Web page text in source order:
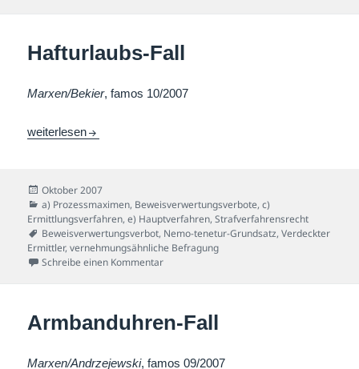
Hafturlaubs-Fall
Marxen/Bekier, famos 10/2007
Hafturlaubs-Fall
weiterlesen
Veröffentlicht
am
Oktober 2007
Kategorien
a) Prozessmaximen, Beweisverwertungsverbote,c)
Ermittlungsverfahren,e) Hauptverfahren,Strafverfahrensrecht
Schlagwörter
Beweisverwertungsverbot, Nemo-tenetur-Grundsatz,Verdeckter
Ermittler,vernehmungsähnliche Befragung
Schreibe einen Kommentarzu Hafturlaubs-Fall
Armbanduhren-Fall
Marxen/Andrzejewski, famos 09/2007